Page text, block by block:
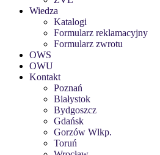
Wiedza
Katalogi
Formularz reklamacyjny
Formularz zwrotu
OWS
OWU
Kontakt
Poznań
Białystok
Bydgoszcz
Gdańsk
Gorzów Wlkp.
Toruń